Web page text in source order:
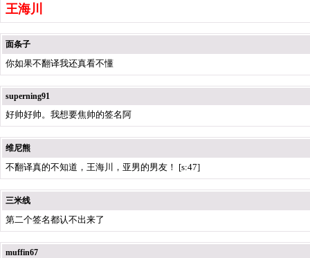
王海川
面条子
你如果不翻译我还真看不懂
superning91
好帅好帅。我想要焦帅的签名阿
维尼熊
不翻译真的不知道，王海川，亚男的男友！ [s:47]
三米线
第二个签名都认不出来了
muffin67